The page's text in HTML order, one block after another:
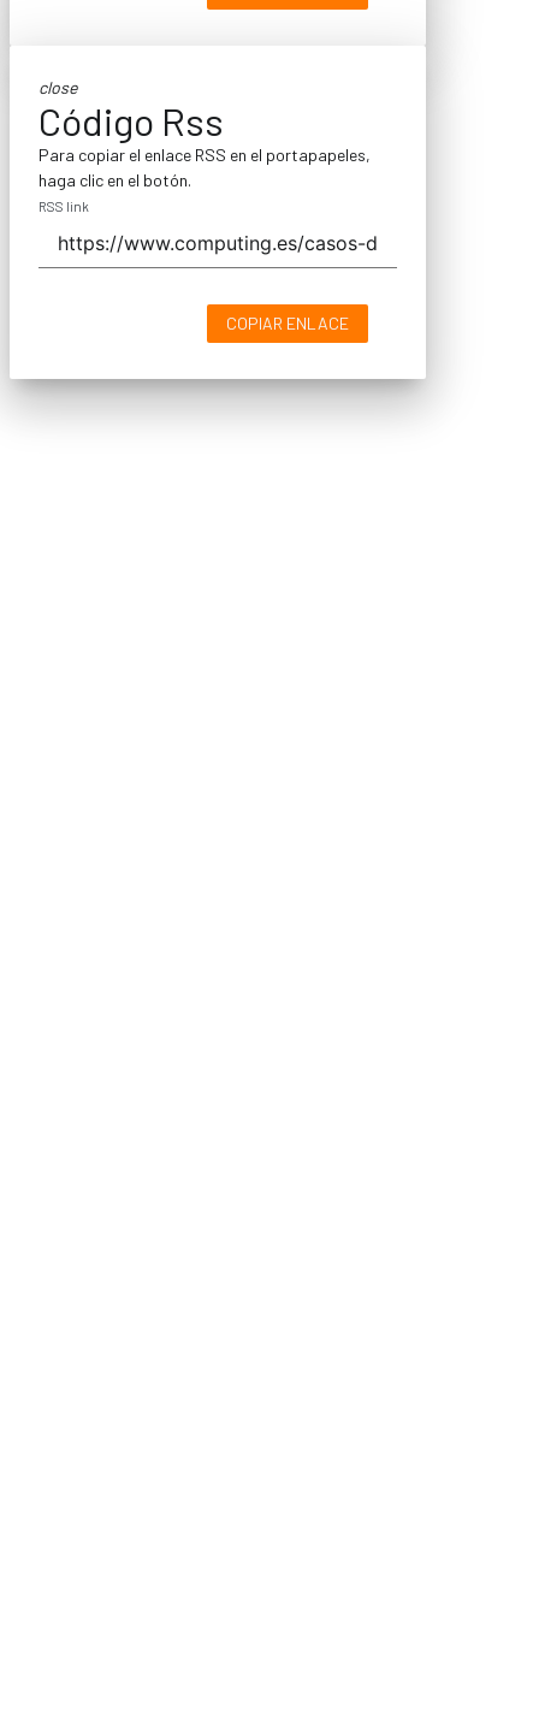
close
Código Rss
Para copiar el enlace RSS en el portapapeles,
haga clic en el botón.
RSS link
COPIAR ENLACE